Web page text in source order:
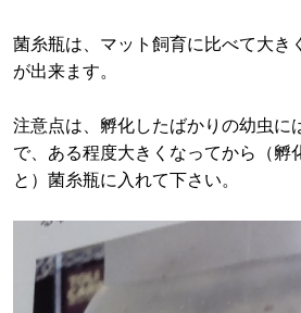
菌糸瓶は、マット飼育に比べて大き
が出来ます。
注意点は、孵化したばかりの幼虫に
で、ある程度大きくなってから（孵
と）菌糸瓶に入れて下さい。